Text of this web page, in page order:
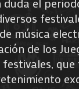
música
de los